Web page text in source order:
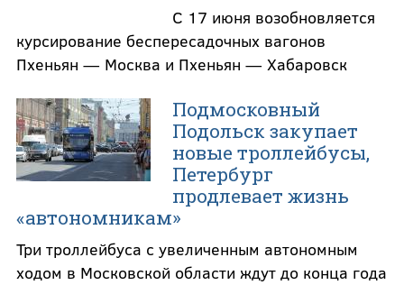
С 17 июня возобновляется
курсирование беспересадочных вагонов
Пхеньян — Москва и Пхеньян — Хабаровск
Подмосковный
Подольск закупает
новые троллейбусы,
Петербург
продлевает жизнь
«автономникам»
Три троллейбуса с увеличенным автономным
ходом в Московской области ждут до конца года